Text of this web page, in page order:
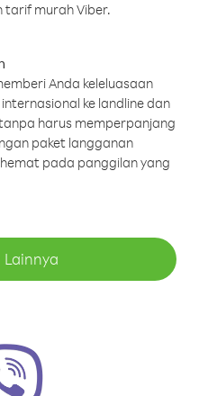
tarif murah Viber.
Anda keleluasaan
ke landline dan
harus memperpanjang
paket langganan
pada panggilan yang
Lainnya